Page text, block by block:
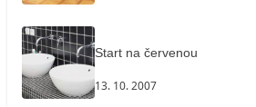
Start na červenou
13. 10. 2007